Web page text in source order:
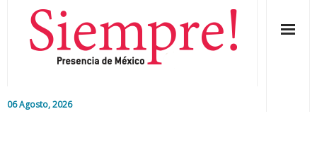
06 Agosto, 2026